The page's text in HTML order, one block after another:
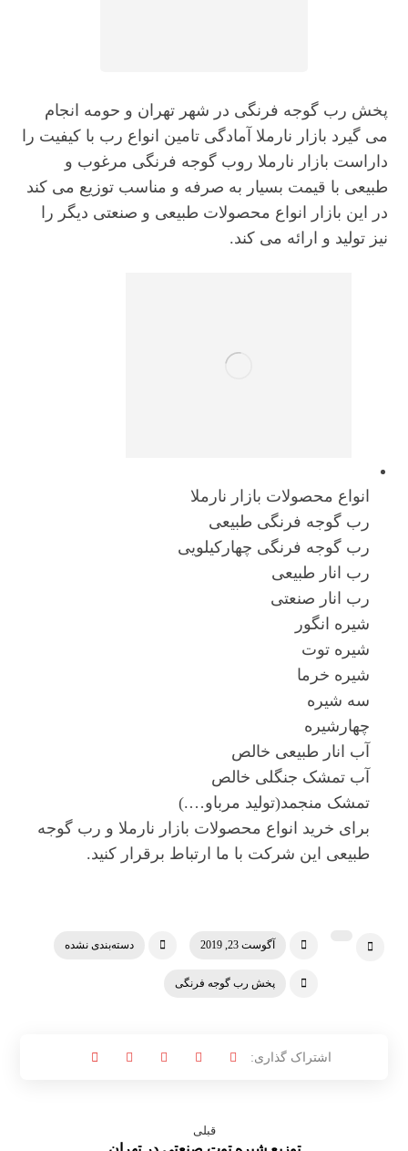
پخش رب گوجه فرنگی در شهر تهران و حومه انجام
می گیرد بازار نارملا آمادگی تامین انواع رب با کیفیت را
داراست بازار نارملا روب گوجه فرنگی مرغوب و
طبیعی با قیمت بسیار به صرفه و مناسب توزیع می کند
در این بازار انواع محصولات طبیعی و صنعتی دیگر را
نیز تولید و ارائه می کند.
انواع محصولات بازار نارملا
رب گوجه فرنگی طبیعی
رب گوجه فرنگی چهارکیلویی
رب انار طبیعی
رب انار صنعتی
شیره انگور
شیره توت
شیره خرما
سه شیره
چهارشیره
آب انار طبیعی خالص
آب تمشک جنگلی خالص
تمشک منجمد(تولید مرباو….)
برای خرید انواع محصولات بازار نارملا و رب گوجه
طبیعی این شرکت با ما ارتباط برقرار کنید.
آگوست 23, 2019 دسته‌بندی نشده
پخش رب گوجه فرنگی
قبلی